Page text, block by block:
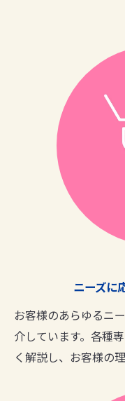
ニーズに
お客様のあらゆるニ
介しています。各種
く解説し、お客様の